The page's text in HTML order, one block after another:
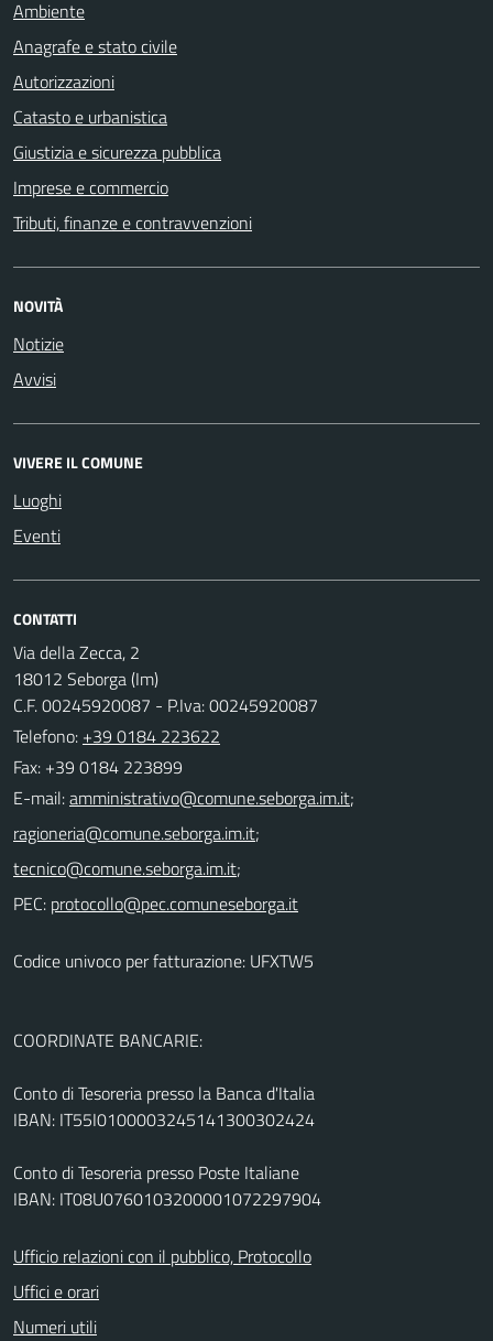
Ambiente
Anagrafe e stato civile
Autorizzazioni
Catasto e urbanistica
Giustizia e sicurezza pubblica
Imprese e commercio
Tributi, finanze e contravvenzioni
NOVITÀ
Notizie
Avvisi
VIVERE IL COMUNE
Luoghi
Eventi
CONTATTI
Via della Zecca, 2
18012 Seborga (Im)
C.F. 00245920087 - P.Iva: 00245920087
Telefono: +39 0184 223622
Fax: +39 0184 223899
E-mail:
;
;
;
PEC:
Codice univoco per fatturazione: UFXTW5
COORDINATE BANCARIE:
Conto di Tesoreria presso la Banca d'Italia
IBAN: IT55I0100003245141300302424
Conto di Tesoreria presso Poste Italiane
IBAN: IT08U0760103200001072297904
Ufficio relazioni con il pubblico, Protocollo
Uffici e orari
Numeri utili